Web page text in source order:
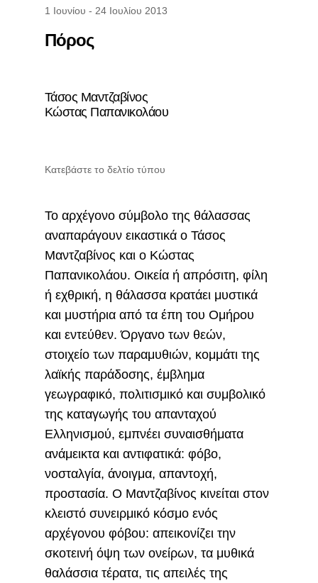
1 Ιουνίου - 24 Ιουλίου 2013
Πόρος
Τάσος Μαντζαβίνος
Κώστας Παπανικολάου
Κατεβάστε το δελτίο τύπου
Το αρχέγονο σύμβολο της θάλασσας
αναπαράγουν εικαστικά ο Τάσος
Μαντζαβίνος και ο Κώστας
Παπανικολάου. Οικεία ή απρόσιτη, φίλη
ή εχθρική, η θάλασσα κρατάει μυστικά
και μυστήρια από τα έπη του Ομήρου
και εντεύθεν. Όργανο των θεών,
στοιχείο των παραμυθιών, κομμάτι της
λαϊκής παράδοσης, έμβλημα
γεωγραφικό, πολιτισμικό και συμβολικό
της καταγωγής του απανταχού
Ελληνισμού, εμπνέει συναισθήματα
ανάμεικτα και αντιφατικά: φόβο,
νοσταλγία, άνοιγμα, απαντοχή,
προστασία. Ο Μαντζαβίνος κινείται στον
κλειστό συνειρμικό κόσμο ενός
αρχέγονου φόβου: απεικονίζει την
σκοτεινή όψη των ονείρων, τα μυθικά
θαλάσσια τέρατα, τις απειλές της